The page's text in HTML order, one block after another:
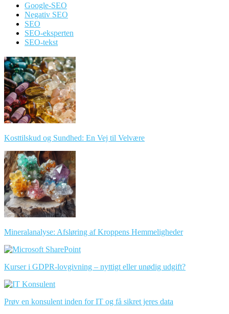
Google-SEO
Negativ SEO
SEO
SEO-eksperten
SEO-tekst
Kosttilskud og Sundhed: En Vej til Velvære
Mineralanalyse: Afsløring af Kroppens Hemmeligheder
Kurser i GDPR-lovgivning – nyttigt eller unødig udgift?
Prøv en konsulent inden for IT og få sikret jeres data